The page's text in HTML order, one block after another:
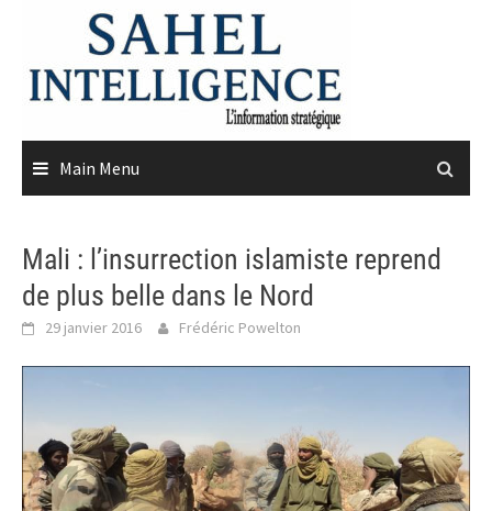
content
Main Menu
Mali : l’insurrection islamiste reprend
de plus belle dans le Nord
29 janvier 2016 Frédéric Powelton